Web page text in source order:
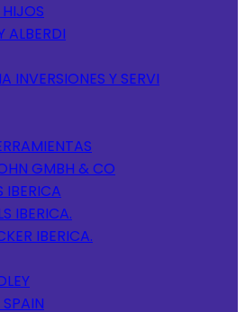
ALBERDI
INVERSIONES Y SERVI
GMBH & CO
IBERICA
IBERICA.
IBERICA.